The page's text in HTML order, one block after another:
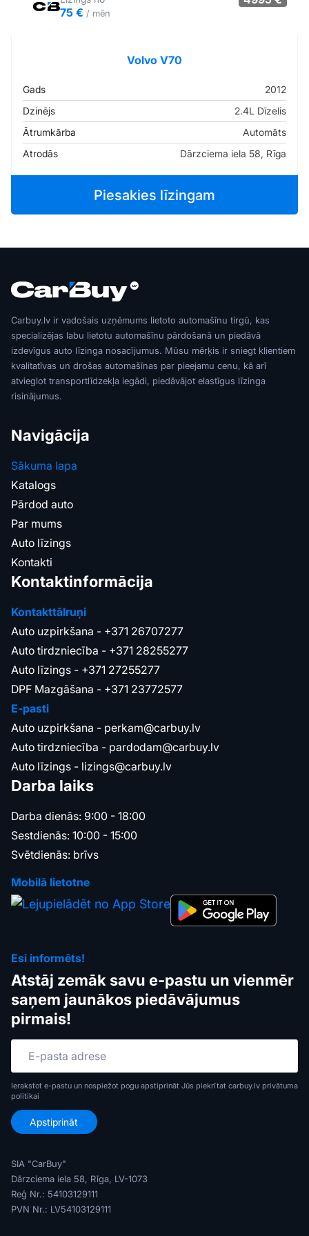
75 € / mēn
Volvo V70
Gads
2012
Dzinējs
2.4L Dīzelis
Ātrumkārba
Automāts
Atrodās
Dārzciema iela 58, Rīga
Piesakies līzingam
Carbuy.lv ir vadošais uzņēmums lietoto automašīnu tirgū, kas
specializējas labu lietotu automašīnu pārdošanā un piedāvā
izdevīgus auto līzinga nosacījumus. Mūsu mērķis ir sniegt klientiem
kvalitatīvas un drošas automašīnas par pieejamu cenu, kā arī
atvieglot transportlīdzekļa iegādi, piedāvājot elastīgus līzinga
risinājumus.
Navigācija
Sākuma lapa
Katalogs
Pārdod auto
Par mums
Auto līzings
Kontakti
Kontaktinformācija
Kontakttālruņi
Auto uzpirkšana - +371 26707277
Auto tirdzniecība - +371 28255277
Auto līzings - +371 27255277
DPF Mazgāšana - +371 23772577
E-pasti
Auto uzpirkšana - perkam@carbuy.lv
Auto tirdzniecība - pardodam@carbuy.lv
Auto līzings - lizings@carbuy.lv
Darba laiks
Darba dienās: 9:00 - 18:00
Sestdienās: 10:00 - 15:00
Svētdienās: brīvs
Mobilā lietotne
Esi informēts!
Atstāj zemāk savu e-pastu un vienmēr
saņem jaunākos piedāvājumus
pirmais!
Ierakstot e-pastu un nospiežot pogu apstiprināt Jūs piekrītat carbuy.lv privātuma
politikai
SIA "CarBuy"
Dārzciema iela 58, Rīga, LV-1073
Reģ Nr.: 54103129111
PVN Nr.: LV54103129111